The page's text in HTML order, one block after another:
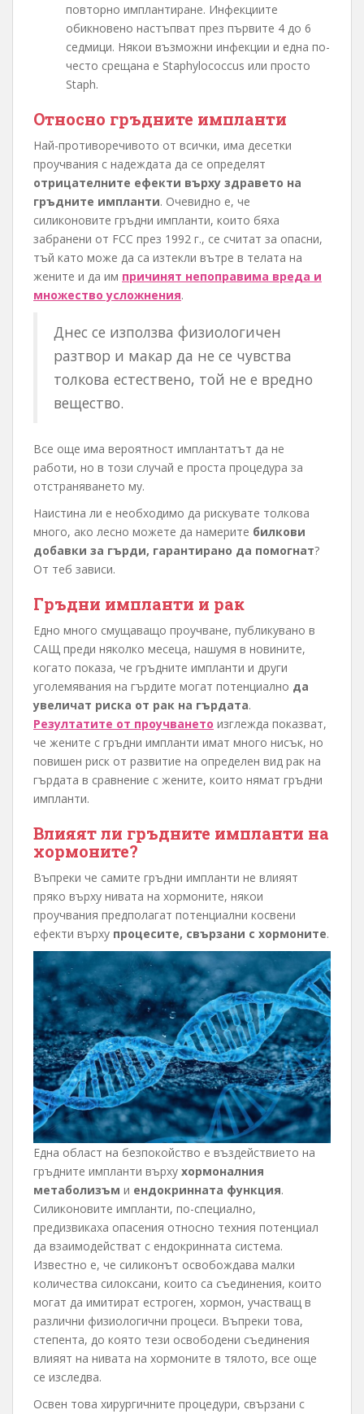
повторно имплантиране. Инфекциите
обикновено настъпват през първите 4 до 6
седмици. Някои възможни инфекции и една по-
често срещана е Staphylococcus или просто
Staph.
Относно гръдните импланти
Най-противоречивото от всички, има десетки
проучвания с надеждата да се определят
отрицателните ефекти върху здравето на
гръдните импланти. Очевидно е, че
силиконовите гръдни импланти, които бяха
забранени от FCC през 1992 г., се считат за опасни,
тъй като може да са изтекли вътре в телата на
жените и да им причинят непоправима вреда и
множество усложнения.
Днес се използва физиологичен
разтвор и макар да не се чувства
толкова естествено, той не е вредно
вещество.
Все още има вероятност имплантатът да не
работи, но в този случай е проста процедура за
отстраняването му.
Наистина ли е необходимо да рискувате толкова
много, ако лесно можете да намерите билкови
добавки за гърди, гарантирано да помогнат?
От теб зависи.
Гръдни импланти и рак
Едно много смущаващо проучване, публикувано в
САЩ преди няколко месеца, нашумя в новините,
когато показа, че гръдните импланти и други
уголемявания на гърдите могат потенциално да
увеличат риска от рак на гърдата.
Резултатите от проучването изглежда показват,
че жените с гръдни импланти имат много нисък, но
повишен риск от развитие на определен вид рак на
гърдата в сравнение с жените, които нямат гръдни
импланти.
Влияят ли гръдните импланти на
хормоните?
Въпреки че самите гръдни импланти не влияят
пряко върху нивата на хормоните, някои
проучвания предполагат потенциални косвени
ефекти върху процесите, свързани с хормоните.
Една област на безпокойство е въздействието на
гръдните импланти върху хормоналния
метаболизъм и ендокринната функция.
Силиконовите импланти, по-специално,
предизвикаха опасения относно техния потенциал
да взаимодействат с ендокринната система.
Известно е, че силиконът освобождава малки
количества силоксани, които са съединения, които
могат да имитират естроген, хормон, участващ в
различни физиологични процеси. Въпреки това,
степента, до която тези освободени съединения
влияят на нивата на хормоните в тялото, все още
се изследва.
Освен това хирургичните процедури, свързани с